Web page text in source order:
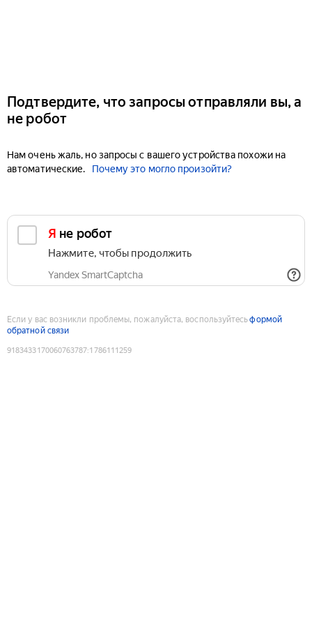
Подтвердите, что запросы отправляли вы, а
не робот
Нам очень жаль, но запросы с вашего устройства похожи на
автоматические.
Почему это могло произойти?
Я не робот
Нажмите, чтобы продолжить
Yandex SmartCaptcha
Если у вас возникли проблемы, пожалуйста, воспользуйтесьформой
обратной связи
9183433170060763787:1786111259